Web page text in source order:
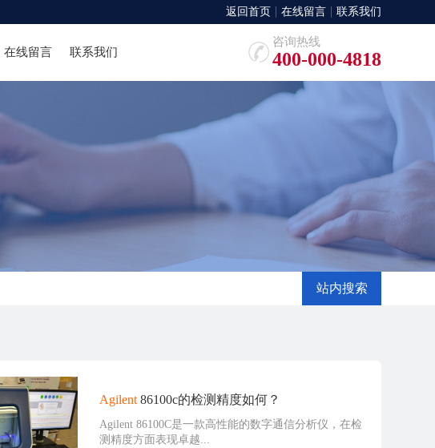
返回首页 在线留言 联系我们
在线留言 联系我们
咨询热线
400-000-4818
站内搜索
Agilent 86100c的检测精度如何？
Agilent 86100C是一款高性能的数字通信分析仪，在检
测精度方面表现卓越...